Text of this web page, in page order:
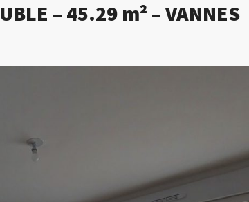
– 45.29 m² – VANNES